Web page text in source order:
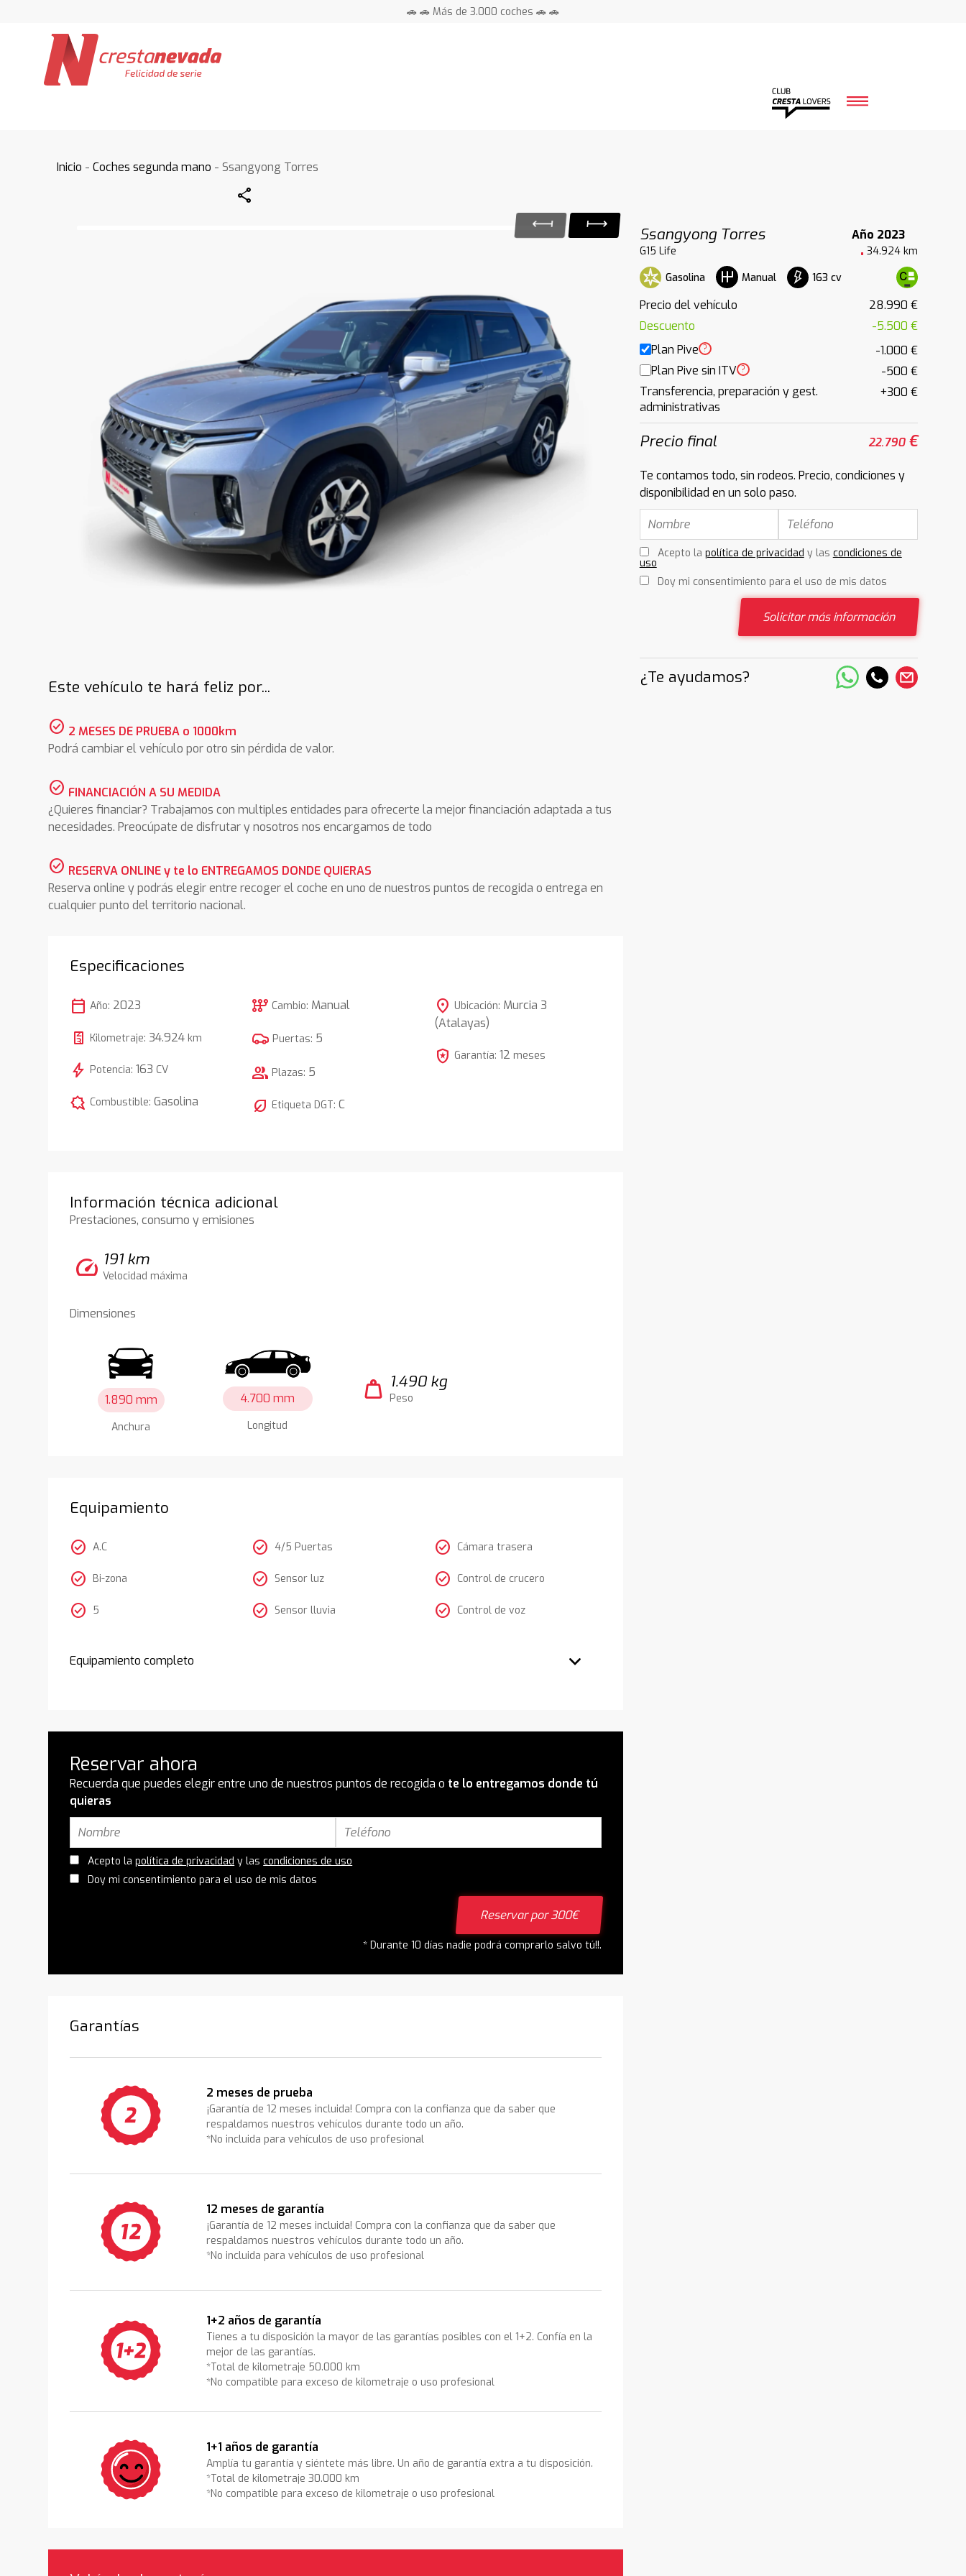
🚗 🚗 Más de 3.000 coches 🚗 🚗
Inicio -Coches segunda mano - Ssangyong Torres
Share
Ssangyong Torres
Año 2023
G15 Life
34.924 km
Gasolina
Manual 163 cv
Precio del vehículo
28.990 €
Descuento
-5.500 €
Plan Pive ?
-1.000 €
Plan Pive sin ITV ?
-500 €
Transferencia, preparación y gest.
administrativas
+300 €
Precio final 22.790€
Te contamos todo, sin rodeos. Precio, condiciones y
disponibilidad en un solo paso.
Acepto la política de privacidad y las condiciones de
uso
Doy mi consentimiento para el uso de mis datos
Solicitar más información
¿Te ayudamos?
Este vehículo te hará feliz por...
check_circle 2 MESES DE PRUEBA o 1000km
Podrá cambiar el vehículo por otro sin pérdida de valor.
check_circle FINANCIACIÓN A SU MEDIDA
¿Quieres financiar? Trabajamos con multiples entidades para ofrecerte la mejor financiación adaptada a tus
necesidades. Preocúpate de disfrutar y nosotros nos encargamos de todo
check_circle RESERVA ONLINE y te lo ENTREGAMOS DONDE QUIERAS
Reserva online y podrás elegir entre recoger el coche en uno de nuestros puntos de recogida o entrega en
cualquier punto del territorio nacional.
Especificaciones
calendar_today Año: 2023
Kilometraje:34.924 km
bolt Potencia:163 CV
comic_bubble Combustible:Gasolina
auto_transmission Cambio: Manual
Puertas: 5
group Plazas: 5
nest_eco_leaf Etiqueta DGT:C
location_on Ubicación: Murcia 3
(Atalayas)
local_police Garantía: 12 meses
Información técnica adicional
Prestaciones, consumo y emisiones
speed 191 km
Velocidad máxima
Dimensiones
1.890 mm
Anchura
4.700 mm
Longitud
weight 1.490 kg
Peso
Equipamiento
check_circle A.C
check_circle Bi-zona
check_circle 5
check_circle 4/5 Puertas
check_circle Sensor luz
check_circle Sensor lluvia
check_circle Cámara trasera
check_circle Control de crucero
check_circle Control de voz
Equipamiento completo
Reservar ahora
Recuerda que puedes elegir entre uno de nuestros puntos de recogida o te lo entregamos donde tú
quieras
Acepto lapolítica de privacidad y lascondiciones de uso
Doy mi consentimiento para el uso de mis datos
Reservar por 300€
* Durante 10 días nadie podrá comprarlo salvo tú!!.
Garantías
2 meses de prueba
¡Garantía de 12 meses incluida! Compra con la confianza que da saber que
respaldamos nuestros vehículos durante todo un año.
*No incluida para vehículos de uso profesional
12 meses de garantía
¡Garantía de 12 meses incluida! Compra con la confianza que da saber que
respaldamos nuestros vehículos durante todo un año.
*No incluida para vehículos de uso profesional
1+2 años de garantía
Tienes a tu disposición la mayor de las garantías posibles con el 1+2. Confía en la
mejor de las garantías.
*Total de kilometraje 50.000 km
*No compatible para exceso de kilometraje o uso profesional
1+1 años de garantía
Amplía tu garantía y siéntete más libre. Un año de garantía extra a tu disposición.
*Total de kilometraje 30.000 km
*No compatible para exceso de kilometraje o uso profesional